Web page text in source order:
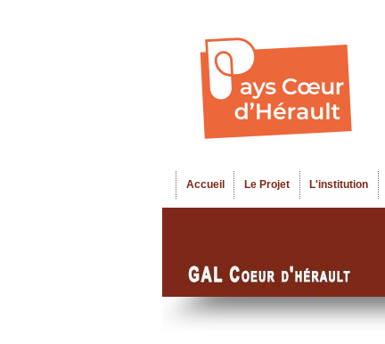
Menu principal
Accueil Le Projet L'institution